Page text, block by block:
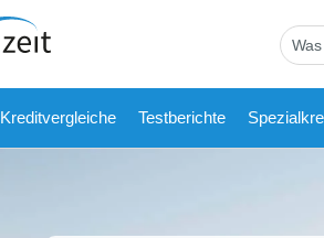
Kreditvergleiche Testberichte